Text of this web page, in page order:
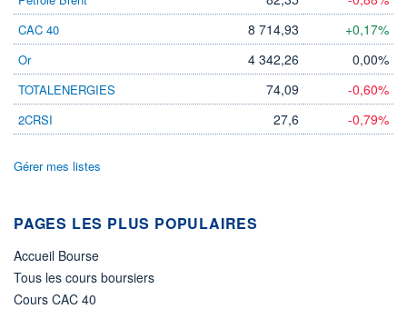
LIMITE À LA
0,0000
LIMITE À LA
HAUSSE
0,0000
ESTIMÉ 2026
-
PER ESTIMÉ
2026
DIVIDENDE DERNIER
Non éligible
CAC 40 8 714,93 +0,17%
Or 4 342,26 0,00%
TOTALENERGIES 74,09 -0,60%
2CRSI 27,6 -0,79%
Gérer mes listes
PAGES LES PLUS POPULAIRES
Accueil Bourse
Tous les cours boursiers
Cours CAC 40